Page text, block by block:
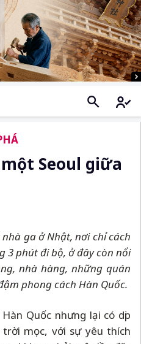
Seoul giữa
ga ở Nhật, nơi chỉ cách
3 phút đi bộ, ở đây còn nổi
nhà hàng, những quán
phong cách Hàn Quốc.
Quốc nhưng lại có dịp
mọc, với sự yêu thích